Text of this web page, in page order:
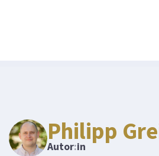
Philipp
Autor:in